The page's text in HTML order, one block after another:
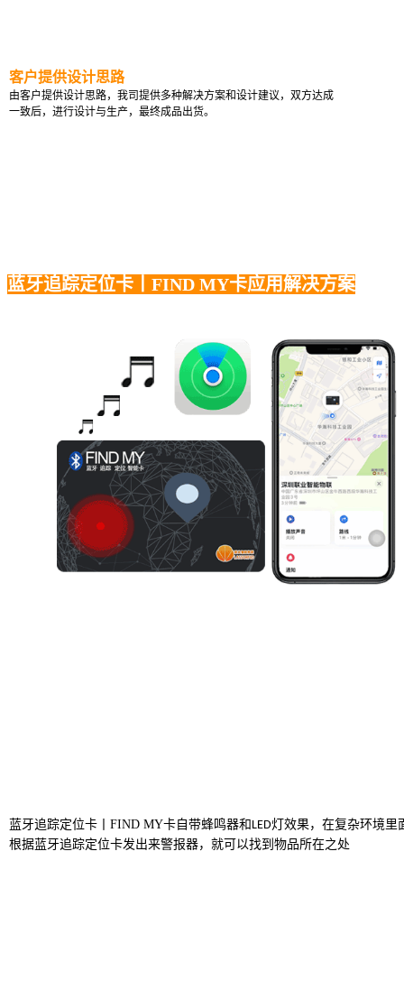
客户提供设计思路
由客户提供设计思路，我司提供多种解决方案和设计建议，双方达成
一致后，进行设计与生产，最终成品出货。
蓝牙追踪定位卡丨FIND MY卡应用解决方案
蓝牙追踪定位卡丨 FIND MY卡 自带蜂鸣器和 LED灯效果，在复杂环境里
根据蓝牙追踪定位卡发出来警报器，就可以找到物品所在之处